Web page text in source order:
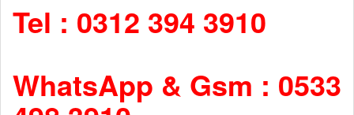
Tel : 0312 394 3910
WhatsApp & Gsm : 0533